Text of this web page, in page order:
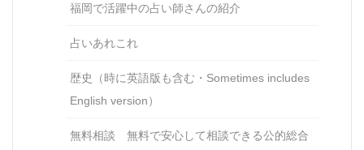
福岡で活躍中の占い師さんの紹介
占いあれこれ
歴史（時に英語版も含む・Sometimes includes
English version）
無料相談 無料で安心して相談できる公的総合